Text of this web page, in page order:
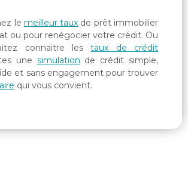
le meilleur taux de prêt immobilier
ou pour renégocier votre crédit. Ou
connaitre lestaux de crédit
une simulation de crédit simple,
et sans engagement pour trouver
qui vous convient.